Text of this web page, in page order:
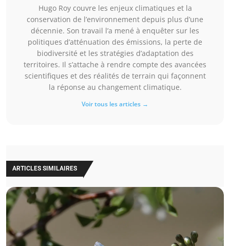
Hugo Roy couvre les enjeux climatiques et la
conservation de l’environnement depuis plus d’une
décennie. Son travail l’a mené à enquêter sur les
politiques d’atténuation des émissions, la perte de
biodiversité et les stratégies d’adaptation des
territoires. Il s’attache à rendre compte des avancées
scientifiques et des réalités de terrain qui façonnent
la réponse au changement climatique.
Voir tous les articles →
ARTICLES SIMILAIRES